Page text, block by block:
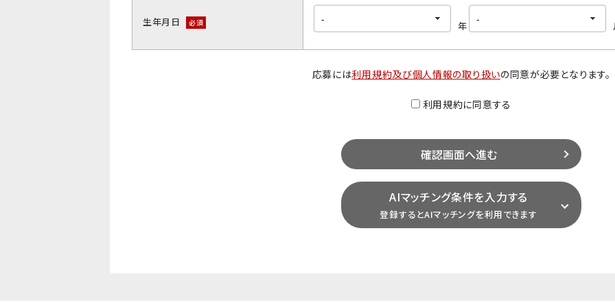
生年月日 必須 年
応募には利用規約及び個人情報の取り扱いの同意が必要となります。
利用規約に同意する
AIマッチング条件を入力する
登録するとAIマッチングを利用できます